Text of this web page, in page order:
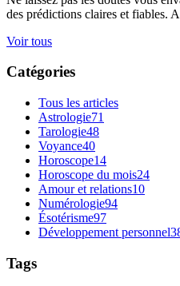
des prédictions claires et fiables.
Voir tous
Catégories
Tous les articles
Astrologie71
Tarologie48
Voyance40
Horoscope14
Horoscope du mois24
Amour et relations10
Numérologie94
Ésotérisme97
Développement personnel
Tags